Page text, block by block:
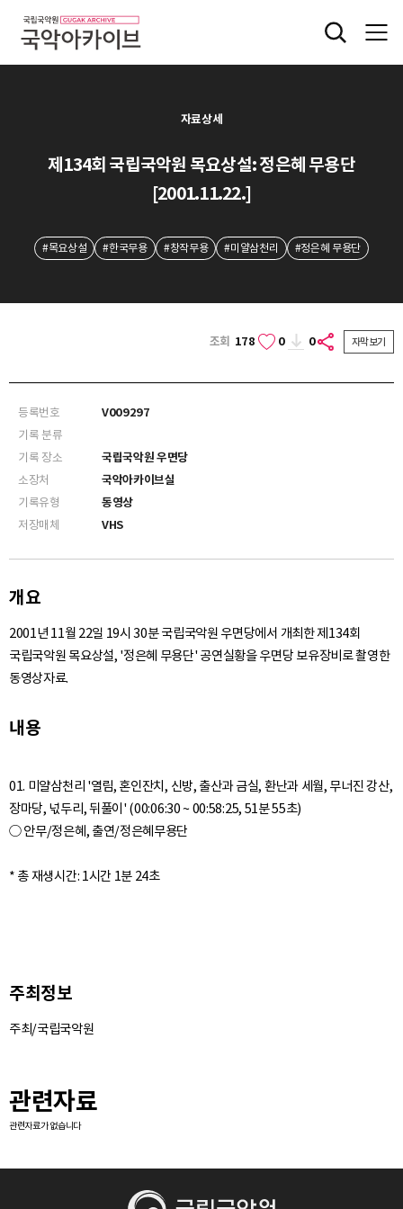
자료상세
제134회 국립국악원 목요상설: 정은혜 무용단
[2001.11.22.]
#목요상설 #한국무용 #창작무용 #미얄삼천리 #정은혜 무용단
조회 178 0 0 자막보기
등록번호
V009297
기록 분류
기록 장소
국립국악원 우면당
소장처
국악아카이브실
기록유형
동영상
저장매체
VHS
개요
2001년 11월 22일 19시 30분 국립국악원 우면당에서 개최한 제134회
국립국악원 목요상설, '정은혜 무용단' 공연실황을 우면당 보유장비로 촬영한
동영상자료.
내용
01. 미얄삼천리 '열림, 혼인잔치, 신방, 출산과 금실, 환난과 세월, 무너진 강산,
장마당, 넋두리, 뒤풀이' (00:06:30 ~ 00:58:25, 51분 55초)
○ 안무/정은혜, 출연/정은혜무용단
* 총 재생시간: 1시간 1분 24초
주최정보
주최/국립국악원
관련자료
관련자료가 없습니다